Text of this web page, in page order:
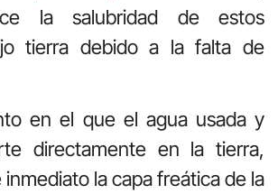
la salubridad de estos
tierra debido a la falta de
en el que el agua usada y
directamente en la tierra,
la capa freática de la